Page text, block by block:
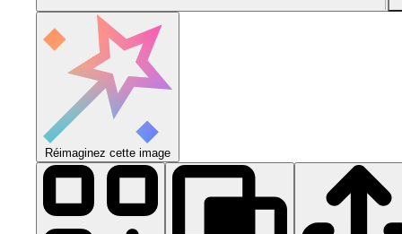
Réimaginez cette image